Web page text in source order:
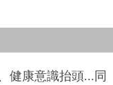
健康意識抬頭...同